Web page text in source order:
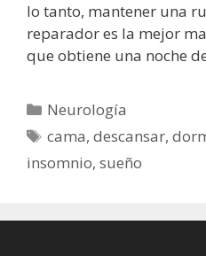
lo tanto, mantener una
reparador es la mejor
que obtiene una noche
Categorías
Neurología
Etiquetas
cama,descansar,
insomnio, sueño